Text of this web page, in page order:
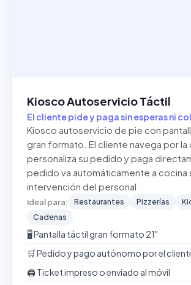
Kiosco Autoservicio Táctil
El cliente pide y paga sin esperas ni
Kiosco autoservicio de pie con
gran formato. El cliente navega por la
personaliza su pedido y paga
pedido va automáticamente a cocina
intervención del personal.
Ideal para: Restaurantes Pizzerías
Cadenas
🖥️ Pantalla táctil gran formato 21"
🛒 Pedido y pago autónomo por el
🖨️ Ticket impreso o enviado al móvil